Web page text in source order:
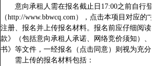
意向承租人需在报名截止日17:00之前自行登
（http://www.bbwcq.com），点击本项目对应的“
注册、报名并上传报名材料。报名前应仔细阅读
款》（包括意向承租人承诺、网络竞价须知）、
书》等文件，一经报名（点击同意）则视为充分
需上传的报名材料包括：